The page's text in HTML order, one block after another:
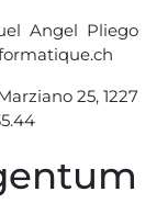
Angel Pliego
25, 1227